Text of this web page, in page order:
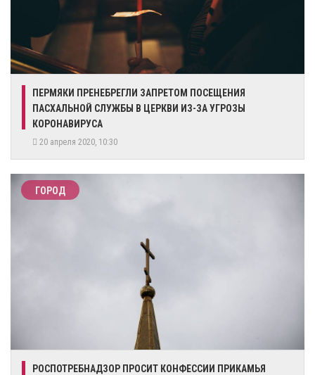
ПЕРМЯКИ ПРЕНЕБРЕГЛИ ЗАПРЕТОМ ПОСЕЩЕНИЯ
ПАСХАЛЬНОЙ СЛУЖБЫ В ЦЕРКВИ ИЗ-ЗА УГРОЗЫ
КОРОНАВИРУСА
20 апреля 2020, 10:30
ГОРОД
РОСПОТРЕБНАДЗОР ПРОСИТ КОНФЕССИИ ПРИКАМЬЯ